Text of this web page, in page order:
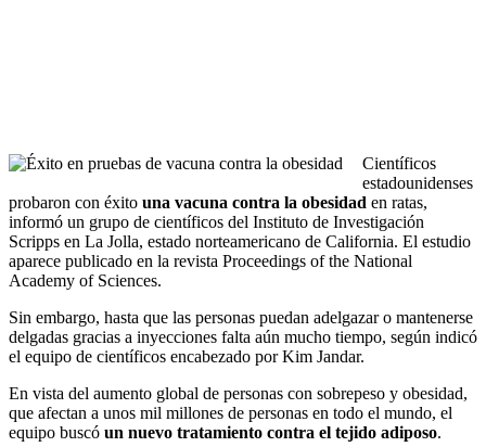
Científicos
estadounidenses
probaron con éxito una vacuna contra la obesidad en ratas,
informó un grupo de científicos del Instituto de Investigación
Scripps en La Jolla, estado norteamericano de California. El estudio
aparece publicado en la revista Proceedings of the National
Academy of Sciences.
Sin embargo, hasta que las personas puedan adelgazar o mantenerse
delgadas gracias a inyecciones falta aún mucho tiempo, según indicó
el equipo de científicos encabezado por Kim Jandar.
En vista del aumento global de personas con sobrepeso y obesidad,
que afectan a unos mil millones de personas en todo el mundo, el
equipo buscó un nuevo tratamiento contra el tejido adiposo.